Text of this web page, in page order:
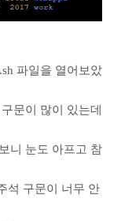
파일을 열어보았
문이 많이 있는데
니 눈도 아프고 참
석 구문이 너무 안